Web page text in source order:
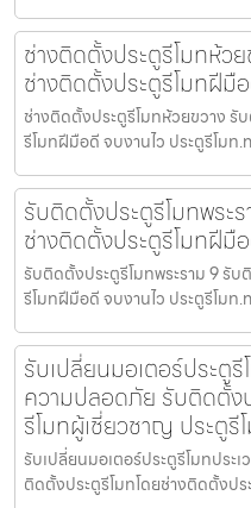
ช่างติดตั้งประตูรีโมทห้ว
ช่างติดตั้งประตูรีโมทฝีมื
ช่างติดตั้งประตูรีโมทห้วยขวาง รั
รีโมทฝีมือดี จบงานไว ประตูรีโมท
รับติดตั้งประตูรีโมทพระ
ช่างติดตั้งประตูรีโมทฝีมื
รับติดตั้งประตูรีโมทพระราม 9 รั
รีโมทฝีมือดี จบงานไว ประตูรีโมท
รับเปลี่ยนมอเตอร์ประตู
ความปลอดภัย รับติดตั้ง
รีโมทผู้เชี่ยวชาญ ประตูรี
รับเปลี่ยนมอเตอร์ประตูรีโมทปร
ติดตั้งประตูรีโมทโดยช่างติดตั้งป